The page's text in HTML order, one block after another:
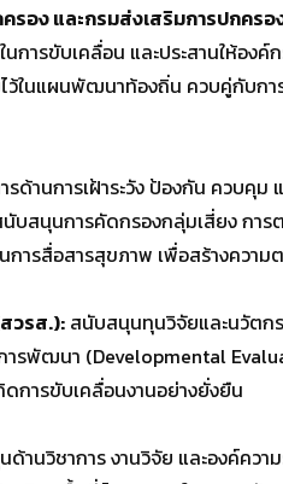
รอง และกรมส่งเสริมการปกคร
การขับเคลื่อน และประสานให้อ
ว้ในแผนพัฒนาท้องถิ่น ควบคู่กับก
รด้านการเฝ้าระวัง ป้องกัน ควบคุม
บสนุนการคัดกรองกลุ่มเสี่ยง กา
ารสื่อสารสุขภาพ เพื่อสร้างควา
วรส.): สนับสนุนทุนวิจัยและนวัตก
รพัฒนา (Developmental
การขับเคลื่อนงานอย่างยั่งยืน
านวิชาการ งานวิจัย และองค์คว